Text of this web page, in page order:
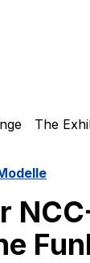
The